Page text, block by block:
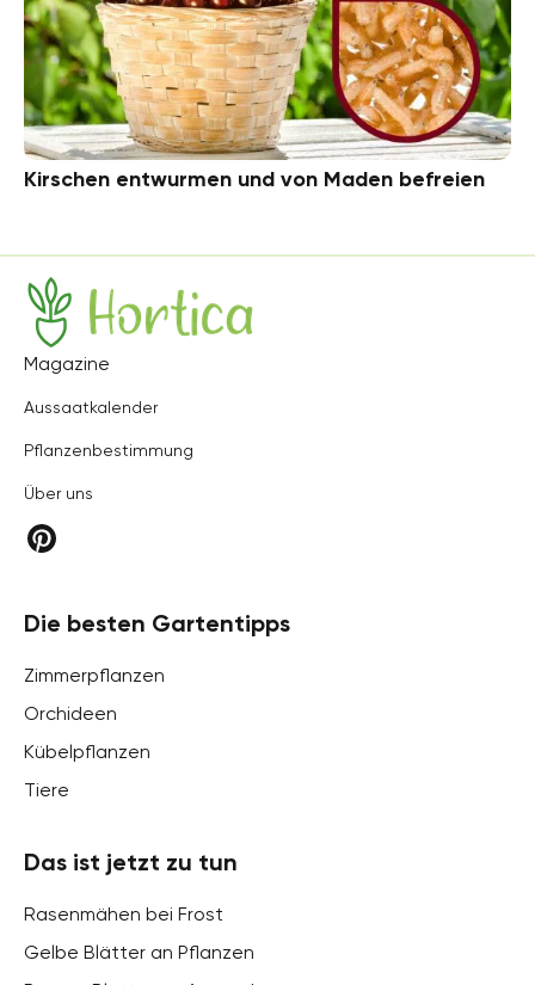
Kirschen entwurmen und von Maden befreien
Hortica
Magazine
Aussaatkalender
Pflanzenbestimmung
Über uns
Die besten Gartentipps
Zimmerpflanzen
Orchideen
Kübelpflanzen
Tiere
Das ist jetzt zu tun
Rasenmähen bei Frost
Gelbe Blätter an Pflanzen